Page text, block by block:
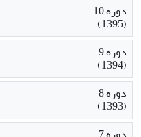
دوره 10
(1395)
دوره 9
(1394)
دوره 8
(1393)